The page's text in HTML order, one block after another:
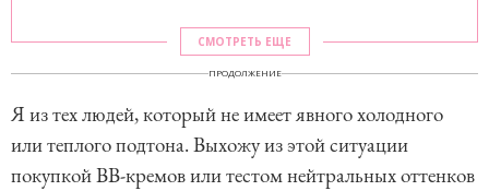
СМОТРЕТЬ ЕЩЕ
ПРОДОЛЖЕНИЕ
Я из тех людей, который не имеет явного холодного
или теплого подтона. Выхожу из этой ситуации
покупкой BB-кремов или тестом нейтральных оттенков